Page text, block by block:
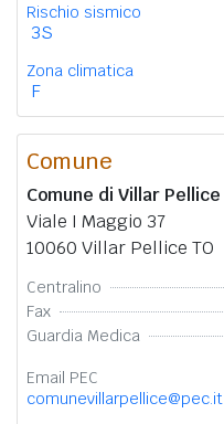
Rischio sismico
3S
Zona climatica
F
Comune
Comune di Villar Pellice
Viale I Maggio 37
10060 Villar Pellice TO
Centralino
Fax
Guardia Medica
Email PEC
comunevillarpellice@pec.it